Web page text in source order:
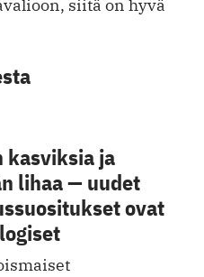
siitä on hyvä
kasviksia ja
lihaa — uudet
ovat